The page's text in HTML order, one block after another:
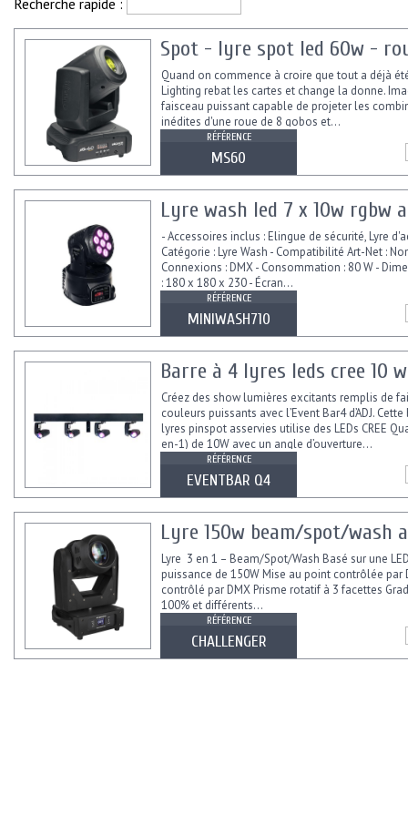
Recherche rapide :
Spot - lyre spot led 60w -
Quand on commence à croire que tout a déjà
Lighting rebat les cartes et change la donne.
faisceau puissant capable de projeter les
inédites d'une roue de 8 gobos et...
RÉFÉRENCE
MS60
Lyre wash led 7 x 10w rgbw
- Accessoires inclus : Elingue de sécurité, Lyre
Catégorie : Lyre Wash - Compatibilité Art-Net :
Connexions : DMX - Consommation : 80 W -
: 180 x 180 x 230 - Écran...
RÉFÉRENCE
MINIWASH710
Barre à 4 lyres leds cree 10 w
Créez des show lumières excitants remplis de
couleurs puissants avec l’Event Bar4 d’ADJ.
lyres pinspot asservies utilise des LEDs CREE
en-1) de 10W avec un angle d’ouverture...
RÉFÉRENCE
EVENTBAR Q4
Lyre 150w beam/spot/wash
Lyre 3 en 1 – Beam/Spot/Wash Basé sur une
puissance de 150W Mise au point contrôlée par
contrôlé par DMX Prisme rotatif à 3 facettes
100% et différents...
RÉFÉRENCE
CHALLENGER